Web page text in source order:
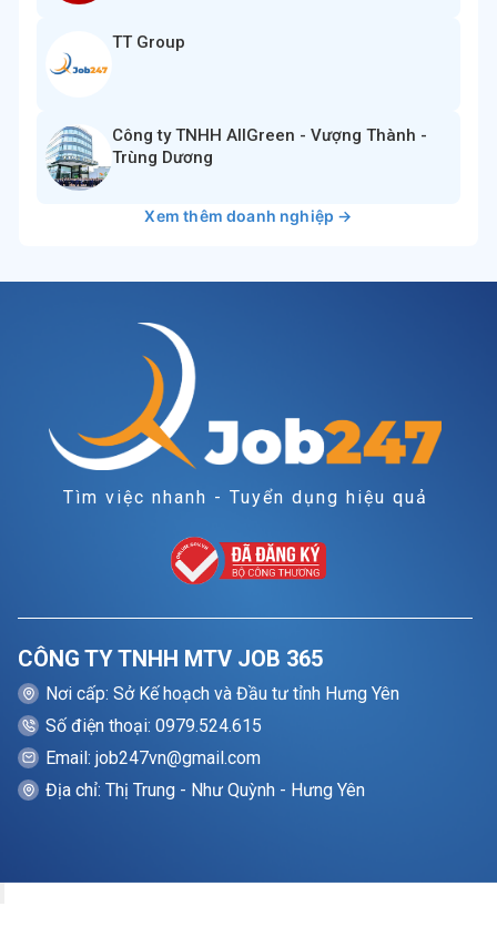
TT Group
Công ty TNHH AllGreen - Vượng Thành -
Trùng Dương
Xem thêm doanh nghiệp →
Tìm việc nhanh - Tuyển dụng hiệu quả
CÔNG TY TNHH MTV JOB 365
Nơi cấp: Sở Kế hoạch và Đầu tư tỉnh Hưng Yên
Số điện thoại: 0979.524.615
Email: job247vn@gmail.com
Địa chỉ: Thị Trung - Như Quỳnh - Hưng Yên